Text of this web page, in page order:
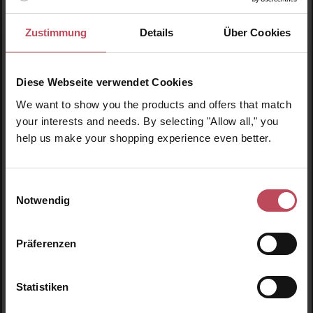
Zustimmung Details Über Cookies
Diese Webseite verwendet Cookies
We want to show you the products and offers that match
your interests and needs. By selecting "Allow all," you
help us make your shopping experience even better.
Notwendig
Präferenzen
Statistiken
Durchschnittliche Bewertung von 5 von 5
Innersense Organic Beauty
Hair Love Prep Spray 59ml
Produkt Anzahl: Gib den gewünschten Wert